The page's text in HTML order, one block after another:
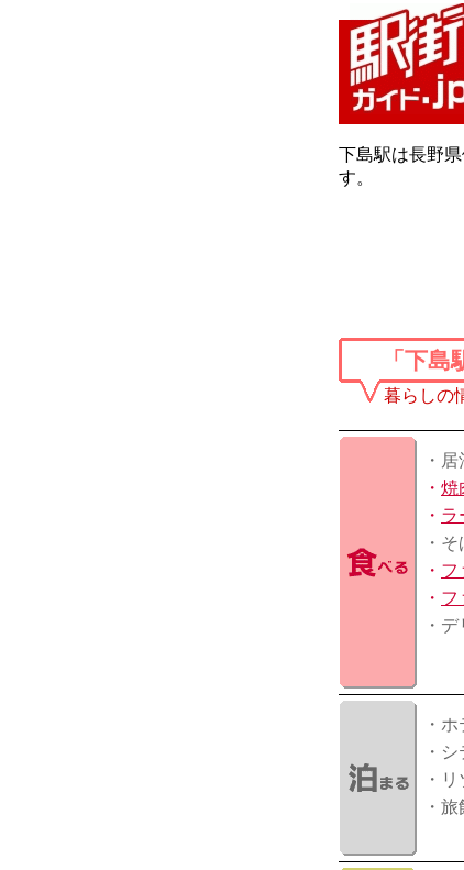
下島駅は長野
す。
「下
暮らしの
・
・ 焼
・ ラ
・
・ フ
・ フ
・
・
・
・
・